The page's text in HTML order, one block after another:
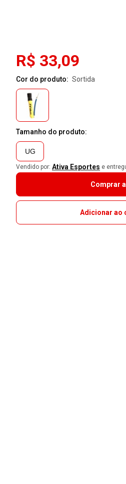
R$ 33,09
Cor do produto: sortida
Tamanho do produto:
UG
Vendido por: Ativa Esportes e
Comprar
Adicionar ao